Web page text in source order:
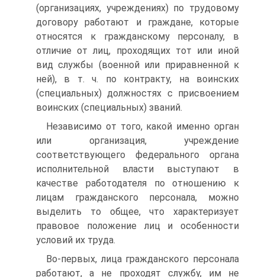
(организациях, учреждениях) по трудовому
договору работают и граждане, которые
относятся к гражданскому персоналу, в
отличие от лиц, проходящих тот или иной
вид службы (военной или приравненной к
ней), в т. ч. по контракту, на воинских
(специальных) должностях с присвоением
воинских (специальных) званий.
Независимо от того, какой именно орган
или организация, учреждение
соответствующего федерального органа
исполнительной власти выступают в
качестве работодателя по отношению к
лицам гражданского персонала, можно
выделить то общее, что характеризует
правовое положение лиц и особенности
условий их труда.
Во-первых, лица гражданского персонала
работают, а не проходят службу, им не